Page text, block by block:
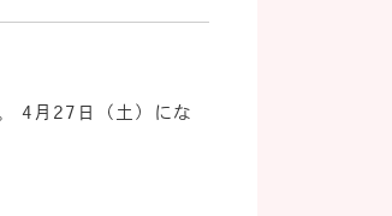
4月27日（土）にな